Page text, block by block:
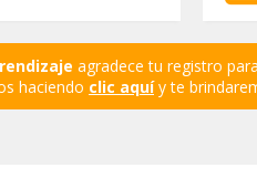
agradece tu registro
haciendo clic aquíy te